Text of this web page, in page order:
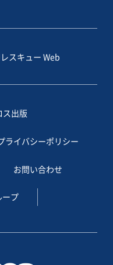
スキュー Web
ス出版
ライバシーポリシー
お問い合わせ
ープ